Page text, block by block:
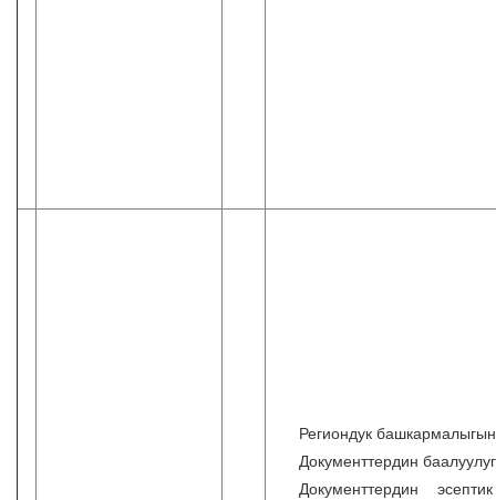
Региондук
Документтердин
Документтердин